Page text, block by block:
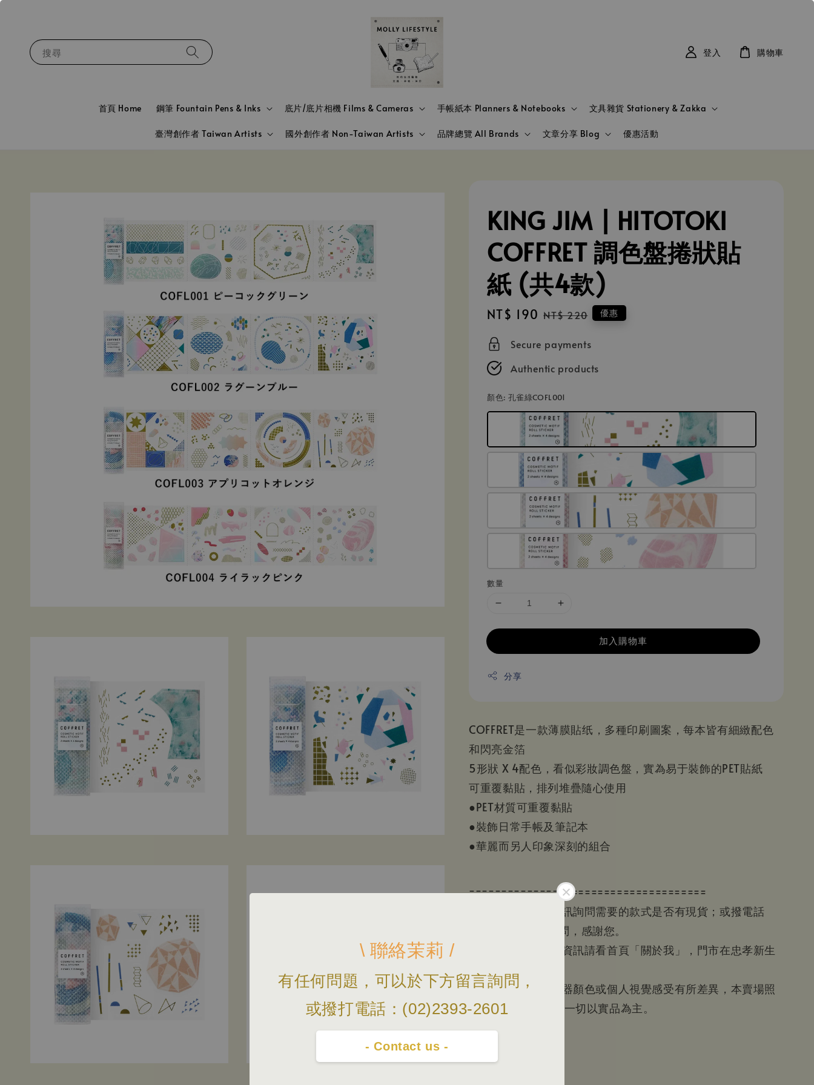
\ 聯絡茉莉 /
有任何問題，可以於下方留言詢問，
或撥打電話：(02)2393-2601
- Contact us -
搜尋
首頁 Home 鋼筆 Fountain Pens & Inks 底片/底片相機 Films & Cameras 手帳紙本 Planners & Notebooks 文具雜貨 Stationery & Zakka
臺灣創作者 Taiwan Artists 國外創作者 Non-Taiwan Artists 品牌總覽 All Brands 文章分享 Blog 優惠活動
登入 購物車
KING JIM | HITOTOKI
COFFRET 調色盤捲狀貼
紙 (共4款)
Sale
NT$ 190 Regular
NT$ 220 優惠
Secure payments
Authentic products
顏色: 孔雀綠COFL001
數量
加入購物車
分享
COFFRET是一款薄膜貼纸，多種印刷圖案，每本皆有細緻配色
和閃亮金箔
5形狀 X 4配色，看似彩妝調色盤，實為易于裝飾的PET貼紙
可重覆黏貼，排列堆疊隨心使用
●PET材質可重覆黏貼
●裝飾日常手帳及筆記本
●華麗而另人印象深刻的組合
=====================================
◆ 下標前，請先私訊詢問需要的款式是否有現貨；或撥電話
02-23932601詢問，感謝您。
◆ 出貨時間等賣場資訊請看首頁「關於我」，門市在忠孝新生
◆ 照片會因為顯示器顏色或個人視覺感受有所差異，本賣場照
片/資訊僅供參考，一切以實品為主。